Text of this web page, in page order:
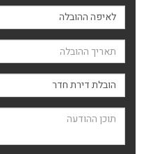
לאיפה ההובלה
תאריך ההובלה
סוג ההובלה
תוכן ההודעה